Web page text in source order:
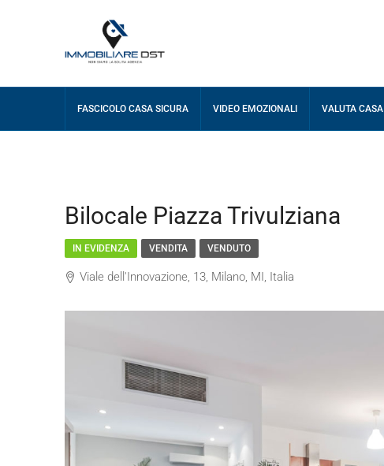
FASCICOLO CASA SICURA VIDEO EMOZIONALI VALUTA CASA
Bilocale Piazza Trivulziana
IN EVIDENZA VENDITA VENDUTO
Viale dell'Innovazione, 13, Milano, MI, Italia